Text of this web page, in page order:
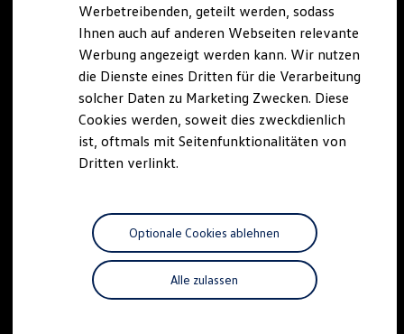
Volkswagen Kollektion
R-Kollektion
GTI Kollektion
Fußball Drop
we drive football
#wedriveproud
Besitzer und Service
Software Updates
Service und Ersatzteile
Motorenöl und Flüssigkeiten
Räder und Reifen
Pannen- und Unfallhilfe
Economy Service
Volkswagen Teile
Zubehör
Werbetreibenden, geteilt werden, sodass
Ihnen auch auf anderen Webseiten relevante
Werbung angezeigt werden kann. Wir nutzen
die Dienste eines Dritten für die Verarbeitung
solcher Daten zu Marketing Zwecken. Diese
Cookies werden, soweit dies zweckdienlich
ist, oftmals mit Seitenfunktionalitäten von
Dritten verlinkt.
Alle zulassen
Optionale Cookies ablehnen